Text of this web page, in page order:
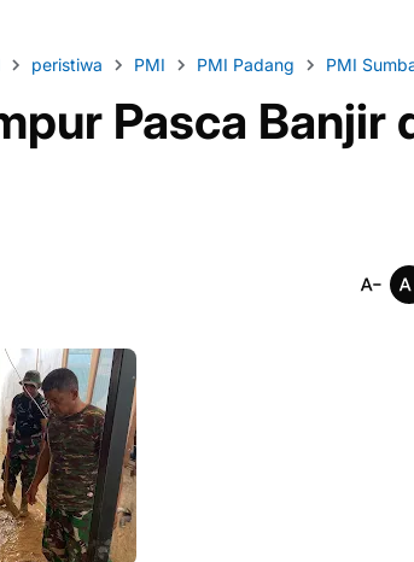
peristiwa PMI PMI Padang PMI
Pasca Banjir